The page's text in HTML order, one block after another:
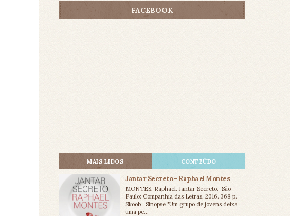
FACEBOOK
MAIS LIDOS CONTEÚDO
Jantar Secreto - Raphael Montes
MONTES, Raphael. Jantar Secreto. São
Paulo: Companhia das Letras, 2016. 368 p.
Skoob . Sinopse "Um grupo de jovens deixa
uma pe...